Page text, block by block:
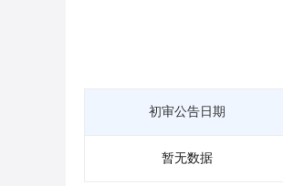
初审公告日期
暂无数据